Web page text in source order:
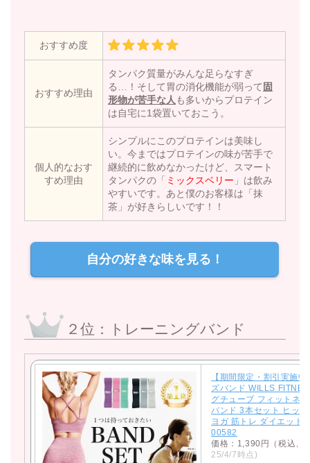
おすすめ度
おすすめ理由
タンパク質量がみんな足らなすぎ
る…！そして胃の消化機能が弱って 固
形物が苦手な人 も多いからプロテイン
は自宅に1袋置いておこう。
個人的なおす
すめ理由
シンプルにこのプロテインは美味し
い。今まではプロテインの味が苦手で
継続的に飲めなかったけど、スマート
タンパクの「 ミックスベリー 」は飲み
やすいです。あと僕のお客様は「抹
茶」が好きらしいです！！
自分の好きな味を見る！
２位：トレーニングバンド
【期間限定・割引実施
ズバンド WILLS
グチューブ フィットネ
バンド 3本セット ヒッ
ヨガ 筋トレ ダイエット
00582
価格：1,390円（税込、
25/4/7時点)